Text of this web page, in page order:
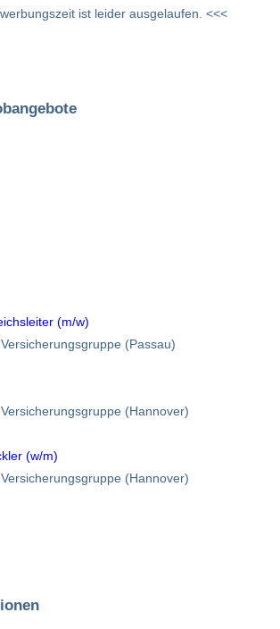
ist leider ausgelaufen. <<<
(m/w)
(Passau)
(Hannover)
(w/m)
(Hannover)